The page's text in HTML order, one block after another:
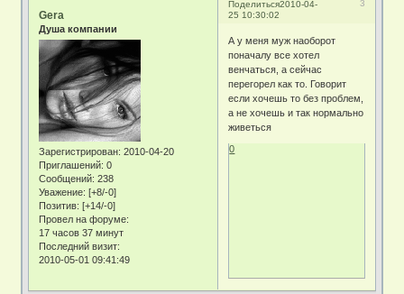
Поделиться 3
2010-04-
25 10:30:02
Gera
Душа компании
Зарегистрирован: 2010-04-20
Приглашений: 0
Сообщений: 238
Уважение: [+8/-0]
Позитив: [+14/-0]
Провел на форуме:
17 часов 37 минут
Последний визит:
2010-05-01 09:41:49
А у меня муж наоборот
поначалу все хотел
венчаться, а сейчас
перегорел как то. Говорит
если хочешь то без проблем,
а не хочешь и так нормально
живеться
0